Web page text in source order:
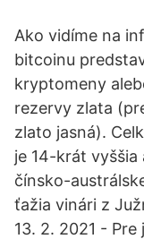
Ako vidíme na
bitcoinu
kryptomeny
rezervy zlata
zlato jasná).
je 14-krát
čínsko-
ťažia vinári z
13. 2. 2021 -